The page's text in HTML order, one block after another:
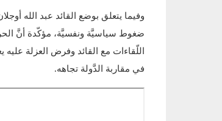
وفيما يتعلق بوضع القائد عبد الله
اللّقاءات مع القائد وفرض العزلة
في مقاربة الدَّولة تجاهه.